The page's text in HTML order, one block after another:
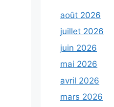
août 2026
juillet 2026
juin 2026
mai 2026
avril 2026
mars 2026